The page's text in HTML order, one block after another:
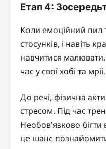
Етап 4:
Коли емоційний пил
стосунків, і навіть
навчитися
час у свої хобі та мрії.
До речі, фізична
стресом. Під час
Необов’язково
це шанс